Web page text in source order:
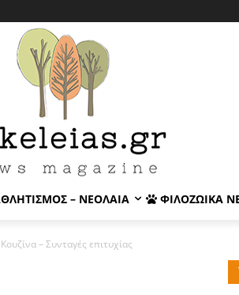
– ΝΕΟΛΑΊΑ ΦΙΛΟΖΩΙΚΆ
– Συνταγές επιτυχίας